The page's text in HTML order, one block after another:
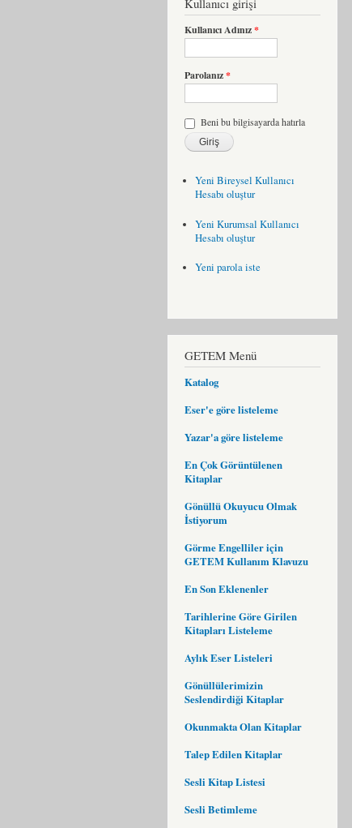
Kullanıcı Adınız*
Parolanız*
Beni bu bilgisayarda hatırla
Yeni Bireysel Kullanıcı
Hesabı oluştur
Yeni Kurumsal Kullanıcı
Hesabı oluştur
Yeni parola iste
GETEM Menü
Katalog
Eser'e göre listeleme
Yazar'a göre listeleme
En Çok Görüntülenen
Kitaplar
Gönüllü Okuyucu Olmak
İstiyorum
Görme Engelliler için
GETEM Kullanım Klavuzu
En Son Eklenenler
Tarihlerine Göre Girilen
Kitapları Listeleme
Aylık Eser Listeleri
Gönüllülerimizin
Seslendirdiği Kitaplar
Okunmakta Olan Kitaplar
Talep Edilen Kitaplar
Sesli Kitap Listesi
Sesli Betimleme